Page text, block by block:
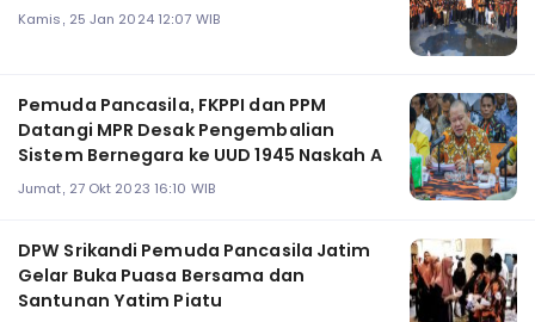
Kamis, 25 Jan 2024 12:07 WIB
Pemuda Pancasila, FKPPI dan PPM
Datangi MPR Desak Pengembalian
Sistem Bernegara ke UUD 1945 Naskah A
Jumat, 27 Okt 2023 16:10 WIB
DPW Srikandi Pemuda Pancasila Jatim
Gelar Buka Puasa Bersama dan
Santunan Yatim Piatu